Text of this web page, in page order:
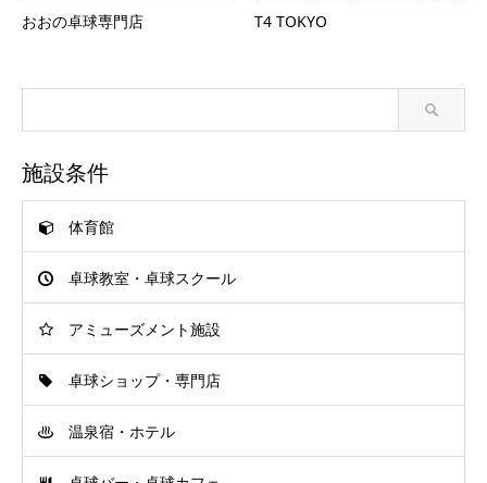
おおの卓球専門店 T4 TOKYO
施設条件
体育館
卓球教室・卓球スクール
アミューズメント施設
卓球ショップ・専門店
温泉宿・ホテル